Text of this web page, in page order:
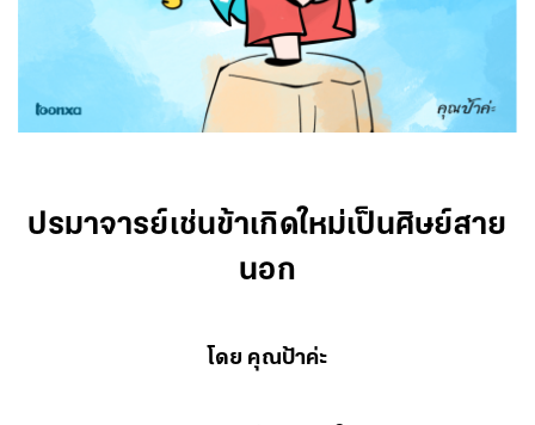
ปรมาจารย์เช่นข้าเกิดใหม่เป็นศิษย์สาย
นอก
โดย คุณป้าค่ะ